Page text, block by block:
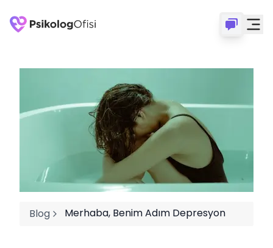
Blog Merhaba, Benim Adım Depresyon